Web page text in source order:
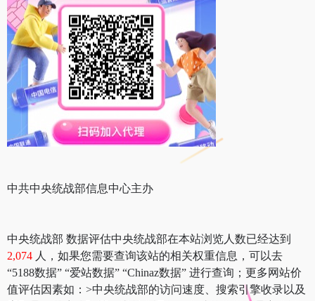
中共中央统战部信息中心主办
中央统战部 数据评估中央统战部在本站浏览人数已经达到
2,074 人，如果您需要查询该站的相关权重信息，可以去
“5188数据” “爱站数据” “Chinaz数据” 进行查询；更多网站价
值评估因素如：>中央统战部的访问速度、搜索引擎收录以及